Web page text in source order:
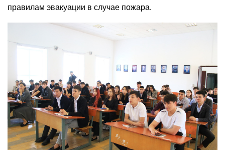
правилам эвакуации в случае пожара.